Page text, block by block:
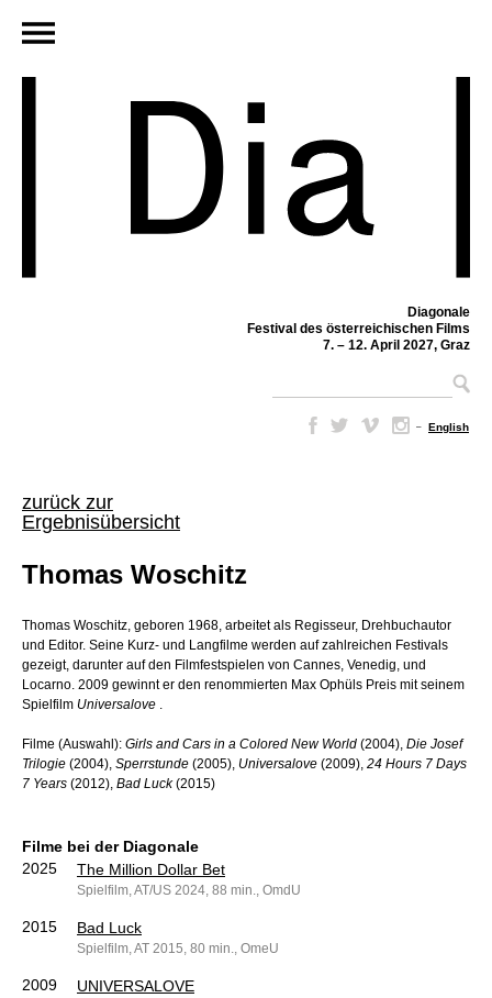
Diagonale
Festival des österreichischen Films
7. – 12. April 2027, Graz
– English
zurück zur
Ergebnisübersicht
Thomas Woschitz
Thomas Woschitz, geboren 1968, arbeitet als Regisseur, Drehbuchautor
und Editor. Seine Kurz- und Langfilme werden auf zahlreichen Festivals
gezeigt, darunter auf den Filmfestspielen von Cannes, Venedig, und
Locarno. 2009 gewinnt er den renommierten Max Ophüls Preis mit seinem
Spielfilm Universalove .
Filme (Auswahl): Girls and Cars in a Colored New World (2004), Die Josef
Trilogie (2004), Sperrstunde (2005), Universalove (2009), 24 Hours 7 Days
7 Years (2012), Bad Luck(2015)
Filme bei der Diagonale
2025
The Million Dollar Bet
Spielfilm, AT/US 2024, 88 min., OmdU
2015 Bad Luck
Spielfilm, AT 2015, 80 min., OmeU
2009 UNIVERSALOVE